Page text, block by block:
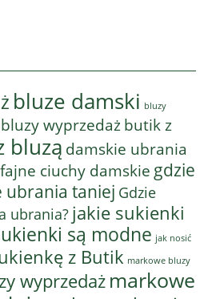
bluze damski bluzy
bluzy wyprzedaż butik z
bluzą damskie ubrania
fajne ciuchy damskie gdzie
ubrania taniej Gdzie
ubrania? jakie sukienki
są modne jak nosić
z Butik markowe bluzy
wyprzedaż markowe